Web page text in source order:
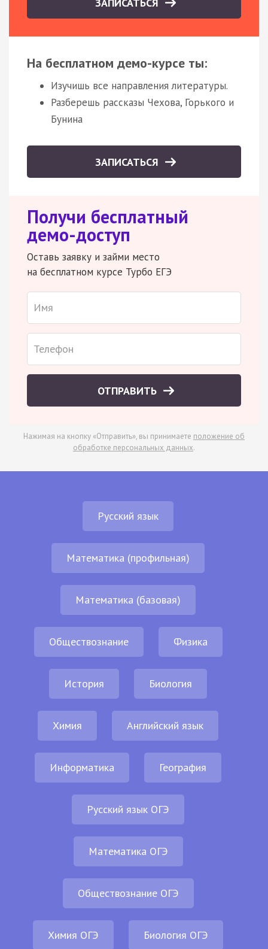
На бесплатном демо-курсе ты:
Изучишь все направления литературы.
Разберешь рассказы Чехова, Горького и
Бунина
ЗАПИСАТЬСЯ
Получи бесплатный
демо-доступ
Оставь заявку и займи место
на бесплатном курсе Турбо ЕГЭ
ОТПРАВИТЬ
Нажимая на кнопку «Отправить», вы принимаете положение об
обработке персональных данных.
Русский язык
Математика (профильная)
Математика (базовая)
Обществознание Физика
История Биология
Химия Английский язык
Информатика География
Русский язык ОГЭ
Математика ОГЭ
Обществознание ОГЭ
Химия ОГЭ Биология ОГЭ